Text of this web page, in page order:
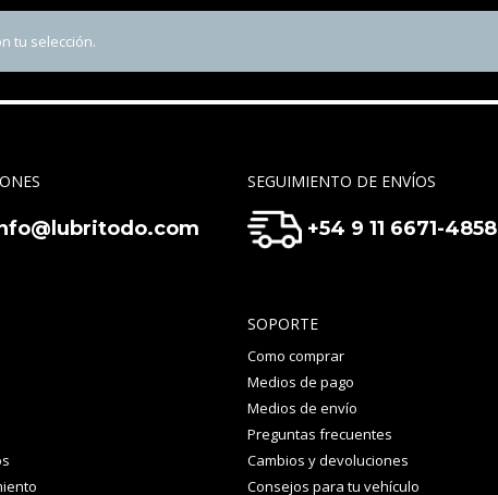
tu selección.
SEGUIMIENTO DE ENVÍOS
+54 9 11 6671-4858
SOPORTE
Como comprar
Medios de pago
Medios de envío
Preguntas frecuentes
Cambios y devoluciones
Consejos para tu vehículo